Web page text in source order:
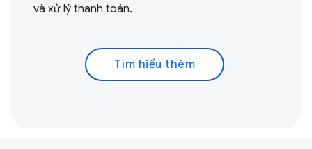
và xử lý thanh toán.
Tìm hiểu thêm